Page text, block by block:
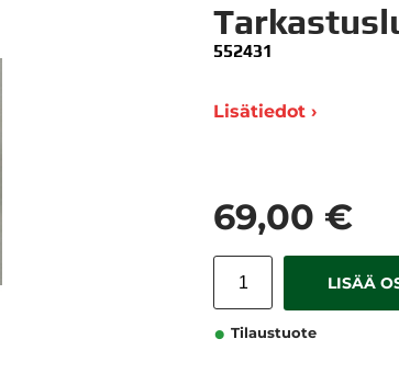
552431
Lisätiedot ›
69,00 €
LISÄÄ
Tilaustuote